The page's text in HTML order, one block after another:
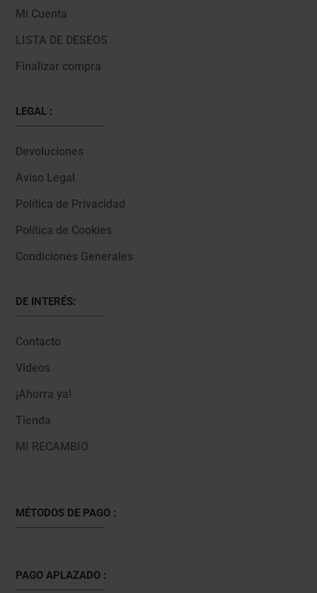
Mi Cuenta
LISTA DE DESEOS
Finalizar compra
LEGAL :
Devoluciones
Aviso Legal
Política de Privacidad
Política de Cookies
Condiciones Generales
DE INTERÉS:
Contacto
Videos
¡Ahorra ya!
Tienda
MI RECAMBIO
MÉTODOS DE PAGO :
PAGO APLAZADO :